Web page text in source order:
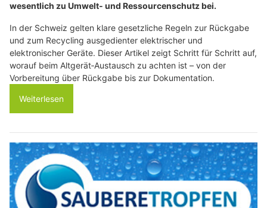
wesentlich zu Umwelt‑ und Ressourcenschutz bei.
In der Schweiz gelten klare gesetzliche Regeln zur Rückgabe
und zum Recycling ausgedienter elektrischer und
elektronischer Geräte. Dieser Artikel zeigt Schritt für Schritt auf,
worauf beim Altgerät‑Austausch zu achten ist – von der
Vorbereitung über Rückgabe bis zur Dokumentation.
Weiterlesen